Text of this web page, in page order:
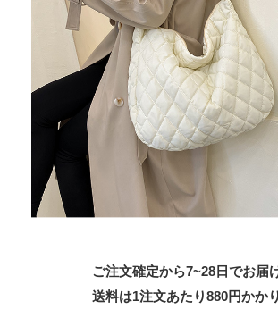
ご注文確定から7~28日でお届
送料は1注文あたり880円かか